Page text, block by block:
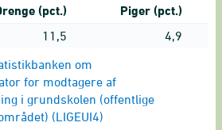
(pct.) Piger (pct.)
11,5
4,9
om
for modtagere af
i grundskolen (offentlige
(LIGEUI4)